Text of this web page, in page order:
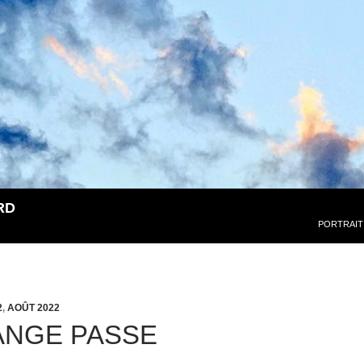
PORTRAIT
, AOÛT 2022
PASSE